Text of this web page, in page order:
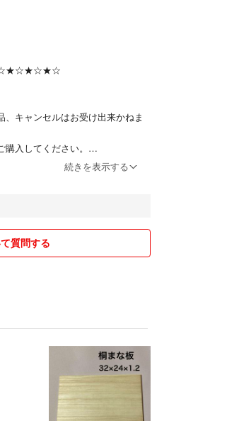
ので宜しくお願い致します。⑨
キャンセルはお受け出来かねま
入してください。
せて頂きます。
をお願いします。
ック対応なと致しますのでご了承
送です。
ては購入後に、
ざいます。予めご了承くださ
続きを表示する
質問する